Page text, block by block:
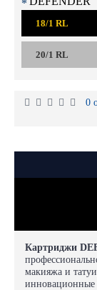
18/1 RL
20/1 RL
0
Картриджи
макияжа и
инновационные